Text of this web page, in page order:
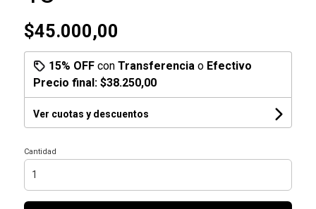
$45.000,00
15% OFFcon Transferencia o Efectivo
Precio final: $38.250,00
Ver cuotas y descuentos
Cantidad